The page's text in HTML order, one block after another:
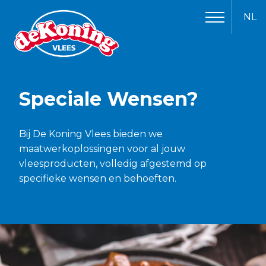
NL
Speciale Wensen?
Bij De Koning Vlees bieden we
maatwerkoplossingen voor al jouw
vleesproducten, volledig afgestemd op
specifieke wensen en behoeften.